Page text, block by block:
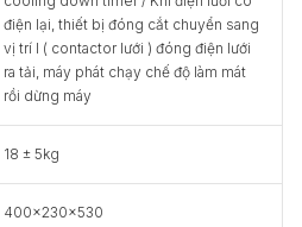
điện lại, thiết bị đóng cắt chuyển sang
vị trí I ( contactor lưới ) đóng điện lưới
ra tải, máy phát chạy chế độ làm mát
rồi dừng máy
18 ± 5kg
400x230x530